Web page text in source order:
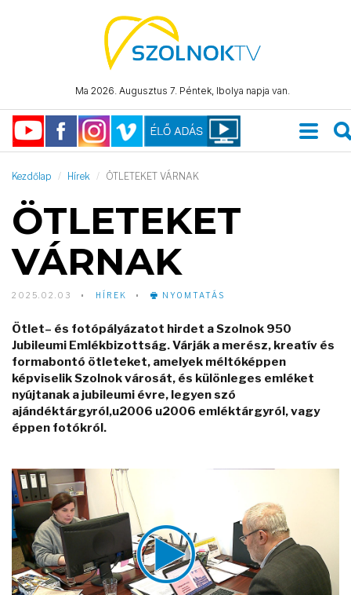
Ma 2026. Augusztus 7. Péntek, Ibolya napja van.
Kezdőlap Hírek ÖTLETEKET VÁRNAK
ÖTLETEKET
VÁRNAK
2025.02.03 HÍREK NYOMTATÁS
Ötlet– és fotópályázatot hirdet a Szolnok 950
Jubileumi Emlékbizottság. Várják a merész, kreatív és
formabontó ötleteket, amelyek méltóképpen
képviselik Szolnok városát, és különleges emléket
nyújtanak a jubileumi évre, legyen szó
ajándéktárgyról,u2006 u2006 emléktárgyról, vagy
éppen fotókról.
Video
Player